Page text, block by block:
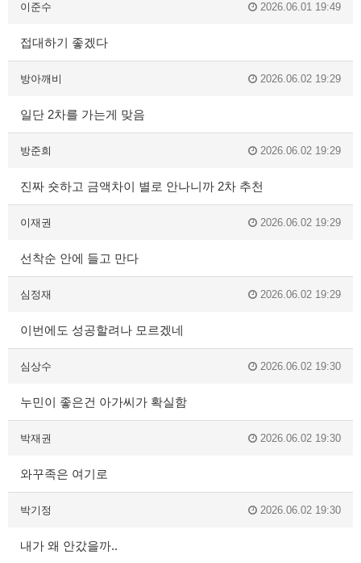
이준수 2026.06.01 19:49
접대하기 좋겠다
방아깨비 2026.06.02 19:29
일단 2차를 가는게 맞음
방준희 2026.06.02 19:29
진짜 숏하고 금액차이 별로 안나니까 2차 추천
이재권 2026.06.02 19:29
선착순 안에 들고 만다
심정재 2026.06.02 19:29
이번에도 성공할려나 모르겠네
심상수 2026.06.02 19:30
누민이 좋은건 아가씨가 확실함
박재권 2026.06.02 19:30
와꾸족은 여기로
박기정 2026.06.02 19:30
내가 왜 안갔을까..